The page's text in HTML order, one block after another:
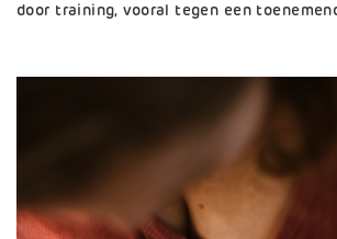
door training, vooral tegen een